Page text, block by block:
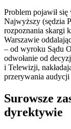
Problem pojawił
Najwyższy (sędzia
rozpoznania skargi
Warszawie
– od wyroku Sądu
odwołanie od
i Telewizji,
przerywania
Surowsze
dyrektywie